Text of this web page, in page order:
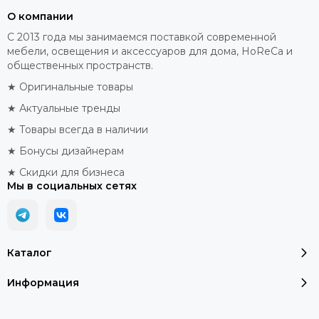
Каталог
Информация
О компании
С 2013 года мы занимаемся поставкой современной
мебели, освещения и аксессуаров для дома, HoReCa и
общественных пространств.
★ Оригинальные товары
★ Актуальные тренды
★ Товары всегда в наличии
★ Бонусы дизайнерам
★ Скидки для бизнеса
Мы в социальных сетях